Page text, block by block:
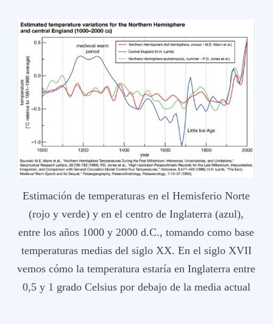
Estimación de temperaturas en el Hemisferio Norte
(rojo y verde) y en el centro de Inglaterra (azul),
entre los años 1000 y 2000 d.C., tomando como base
temperaturas medias del siglo XX. En el siglo XVII
vemos cómo la temperatura estaría en Inglaterra entre
0,5 y 1 grado Celsius por debajo de la media actual